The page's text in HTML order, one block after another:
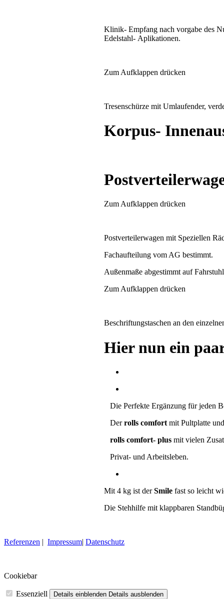
Klinik- Empfang nach vorgabe des
Edelstahl- Aplikationen.
Zum Aufklappen drücken
Tresenschürze mit Umlaufender,
Korpus-
Zum Aufklappen drücken
Postverteilerwagen mit Speziellen
Fachaufteilung vom AG bestimmt.
Außenmaße abgestimmt auf
Zum Aufklappen drücken
Beschriftungstaschen an den
Hier nun ein
Die Perfekte Ergänzung für jeden
Derrolls comfort mit Pultplatte
rolls comfort- plus mit vielen
Privat- und Arbeitsleben.
Mit 4 kg ist derSmile fast so leicht
Die Stehhilfe mit klappbaren
Referenzen | Impressum| Datenschutz
Cookiebar
Essenziell Details einblenden Details ausblenden